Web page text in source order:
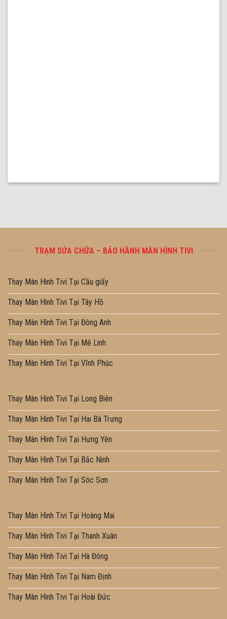
TRẠM SỬA CHỮA – BẢO HÀNH MÀN HÌNH TIVI
Thay Màn Hình Tivi Tại Cầu giấy
Thay Màn Hình Tivi Tại Tây Hồ
Thay Màn Hình Tivi Tại Đông Anh
Thay Màn Hình Tivi Tại Mê Linh
Thay Màn Hình Tivi Tại Vĩnh Phúc
Thay Màn Hình Tivi Tại Long Biên
Thay Màn Hình Tivi Tại Hai Bà Trưng
Thay Màn Hình Tivi Tại Hưng Yên
Thay Màn Hình Tivi Tại Bắc Ninh
Thay Màn Hình Tivi Tại Sóc Sơn
Thay Màn Hình Tivi Tại Hoàng Mai
Thay Màn Hình Tivi Tại Thanh Xuân
Thay Màn Hình Tivi Tại Hà Đông
Thay Màn Hình Tivi Tại Nam Định
Thay Màn Hình Tivi Tại Hoài Đức